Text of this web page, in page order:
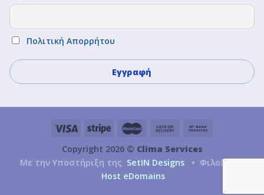
Πολιτική Απορρήτου
Copyright 2026 © Clima Services
Με την Υποστήριξη της SetIN Designs
• Φιλοξενία
Host eDomains